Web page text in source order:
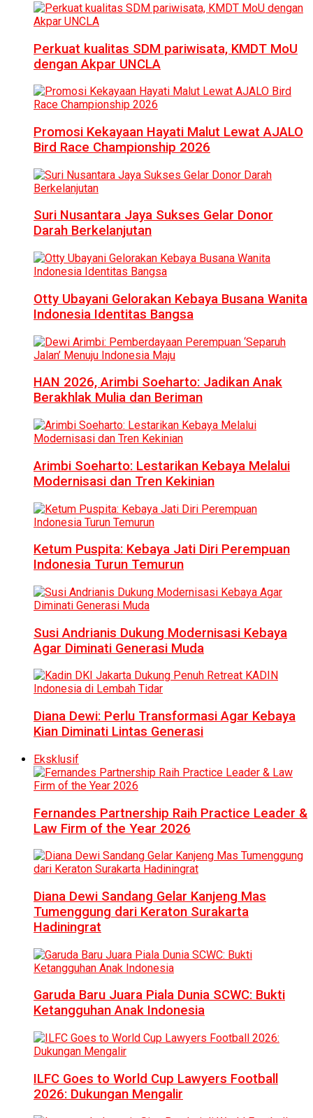
Perkuat kualitas SDM pariwisata, KMDT MoU
dengan Akpar UNCLA
Promosi Kekayaan Hayati Malut Lewat AJALO
Bird Race Championship 2026
Suri Nusantara Jaya Sukses Gelar Donor
Darah Berkelanjutan
Otty Ubayani Gelorakan Kebaya Busana Wanita
Indonesia Identitas Bangsa
HAN 2026, Arimbi Soeharto: Jadikan Anak
Berakhlak Mulia dan Beriman
Arimbi Soeharto: Lestarikan Kebaya Melalui
Modernisasi dan Tren Kekinian
Ketum Puspita: Kebaya Jati Diri Perempuan
Indonesia Turun Temurun
Susi Andrianis Dukung Modernisasi Kebaya
Agar Diminati Generasi Muda
Diana Dewi: Perlu Transformasi Agar Kebaya
Kian Diminati Lintas Generasi
Eksklusif
Fernandes Partnership Raih Practice Leader &
Law Firm of the Year 2026
Diana Dewi Sandang Gelar Kanjeng Mas
Tumenggung dari Keraton Surakarta
Hadiningrat
Garuda Baru Juara Piala Dunia SCWC: Bukti
Ketangguhan Anak Indonesia
ILFC Goes to World Cup Lawyers Football
2026: Dukungan Mengalir